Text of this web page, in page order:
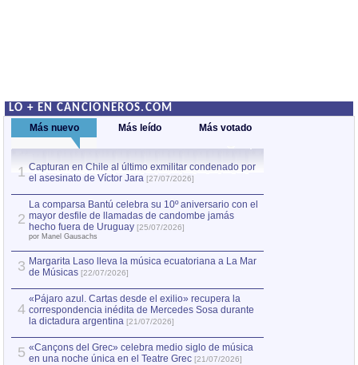
LO + EN CANCIONEROS.COM
Más nuevo Más leído Más votado
1 Capturan en Chile al último exmilitar condenado por
el asesinato de Víctor Jara [27/07/2026]
2
La comparsa Bantú celebra su 10º aniversario con el
mayor desfile de llamadas de candombe jamás
hecho fuera de Uruguay [25/07/2026]
por Manel Gausachs
3 Margarita Laso lleva la música ecuatoriana a La Mar
de Músicas [22/07/2026]
4
«Pájaro azul. Cartas desde el exilio» recupera la
correspondencia inédita de Mercedes Sosa durante
la dictadura argentina [21/07/2026]
5 «Cançons del Grec» celebra medio siglo de música
en una noche única en el Teatre Grec [21/07/2026]